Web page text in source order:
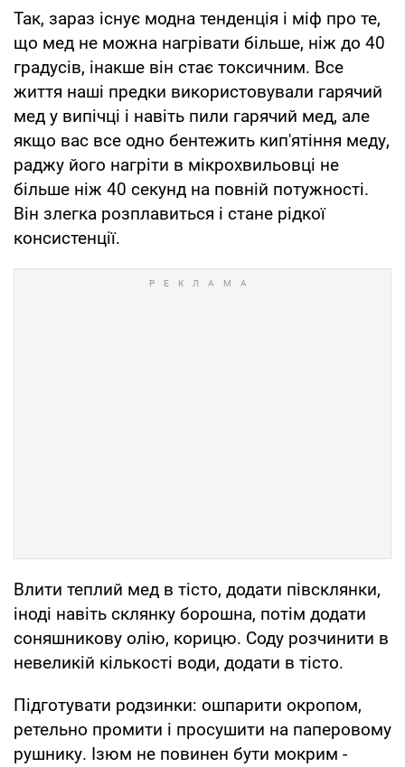
Так, зараз існує модна тенденція і міф про те,
що мед не можна нагрівати більше, ніж до 40
градусів, інакше він стає токсичним. Все
життя наші предки використовували гарячий
мед у випічці і навіть пили гарячий мед, але
якщо вас все одно бентежить кип'ятіння меду,
раджу його нагріти в мікрохвильовці не
більше ніж 40 секунд на повній потужності.
Він злегка розплавиться і стане рідкої
консистенції.
Влити теплий мед в тісто, додати півсклянки,
іноді навіть склянку борошна, потім додати
соняшникову олію, корицю. Соду розчинити в
невеликій кількості води, додати в тісто.
Підготувати родзинки: ошпарити окропом,
ретельно промити і просушити на паперовому
рушнику. Ізюм не повинен бути мокрим -